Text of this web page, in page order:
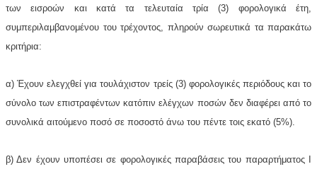
των εισροών και κατά τα τελευταία τρία (3) φορολογικά έτη,
συμπεριλαμβανομένου του τρέχοντος, πληρούν σωρευτικά τα παρακάτω
κριτήρια:
α) Έχουν ελεγχθεί για τουλάχιστον τρείς (3) φορολογικές περιόδους και το
σύνολο των επιστραφέντων κατόπιν ελέγχων ποσών δεν διαφέρει από το
συνολικά αιτούμενο ποσό σε ποσοστό άνω του πέντε τοις εκατό (5%).
β) Δεν έχουν υποπέσει σε φορολογικές παραβάσεις του παραρτήματος Ι